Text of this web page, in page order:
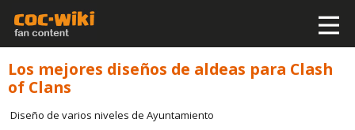
Los mejores diseños de aldeas para Clash
of Clans
Diseño de varios niveles de Ayuntamiento